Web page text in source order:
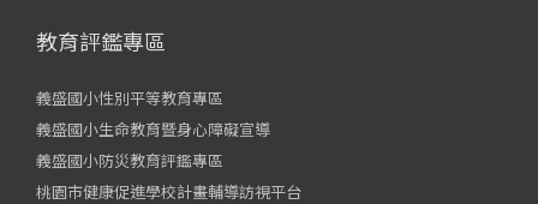
教育評鑑專區
義盛國小性別平等教育專區
義盛國小生命教育暨身心障礙宣導
義盛國小防災教育評鑑專區
桃園市健康促進學校計畫輔導訪視平台